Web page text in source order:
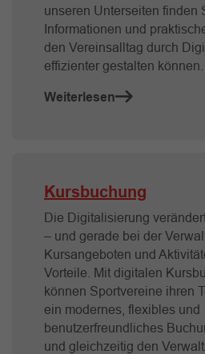
unseren Unterseiten finden
Informationen und
den Vereinsalltag durch
effizienter gestalten können.
Weiterlesen
Kursbuchung
Die Digitalisierung
– und gerade bei der
Kursangeboten und
Vorteile. Mit digitalen
können Sportvereine ihren
ein modernes, flexibles und
benutzerfreundliches
und gleichzeitig den